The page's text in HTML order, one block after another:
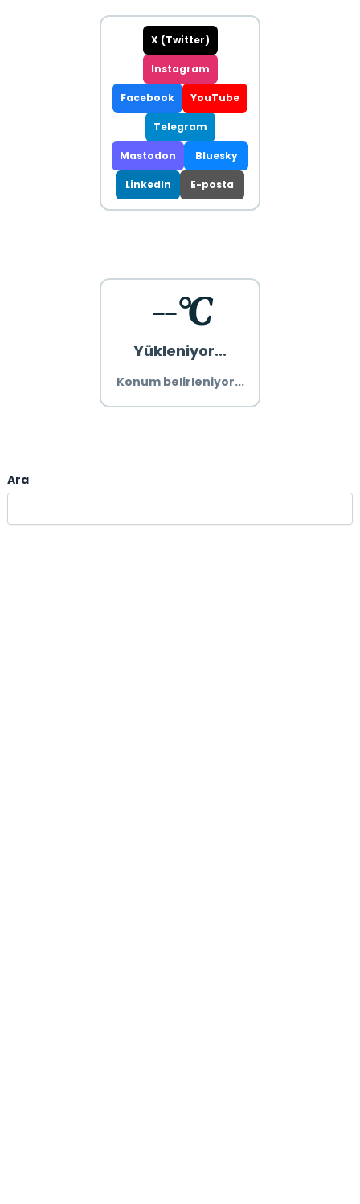
X (Twitter)
Instagram
Facebook YouTube
Telegram
Mastodon Bluesky
LinkedIn E-posta
--°C
Yükleniyor...
Konum belirleniyor...
Ara